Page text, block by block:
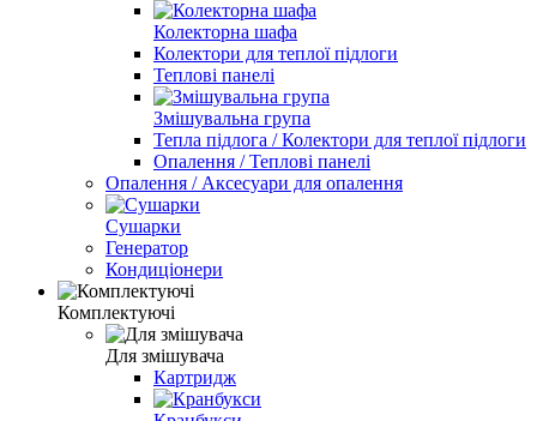
Колекторна шафа
Колектори для теплої підлоги
Теплові панелі
Змішувальна група
Тепла підлога / Колектори для теплої підлоги
Опалення / Теплові панелі
Опалення / Аксесуари для опалення
Сушарки
Генератор
Кондиціонери
Комплектуючі
Для змішувача
Картридж